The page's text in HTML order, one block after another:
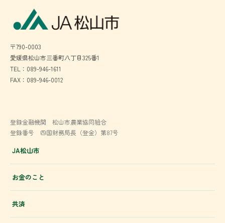
〒790-0003
愛媛県松山市三番町八丁目325番1
TEL：089-946-1611
FAX：089-946-0012
登録金融機関 松山市農業協同組合
登録番号 四国財務局長（登金）第87号
JA松山市
お金のこと
共済